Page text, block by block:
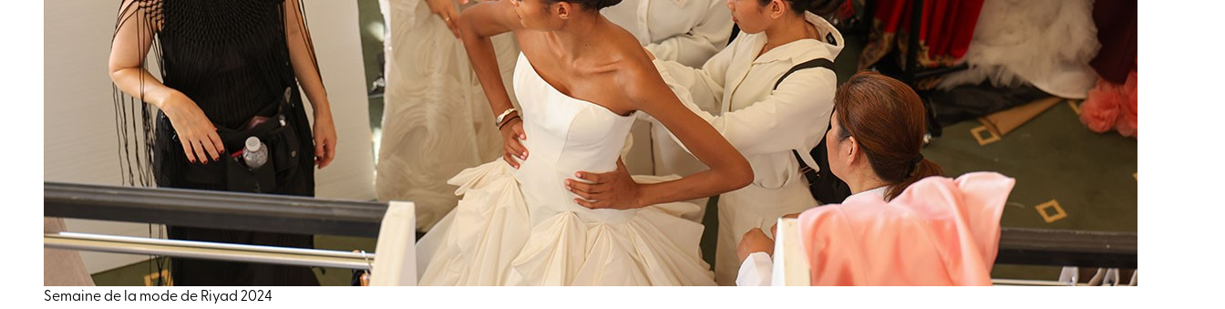
Semaine de la mode de Riyad 2024